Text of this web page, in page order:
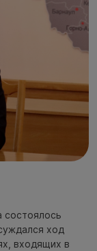
состоялось
ход
входящих в